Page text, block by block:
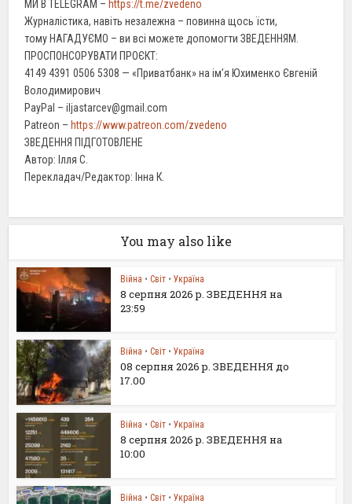
МИ В TELEGRAM – https://t.me/zvedeno
Журналістика, навіть незалежна – повинна щось їсти,
тому НАГАДУЄМО – ви всі можете допомогти ЗВЕДЕННЯМ.
ПРОСПОНСОРУВАТИ ПРОЄКТ:
4149 4391 0506 5308 — «Приватбанк» на ім’я Юхименко Євгеній
Володимирович
PayPal – iljastarcev@gmail.com
Patreon –https://www.patreon.com/zvedeno
ЗВЕДЕННЯ ПІДГОТОВЛЕНЕ
Автор: Ілля С.
Перекладач/Редактор: Інна К.
You may also like
Війна • Світ • Україна
8 серпня 2026 р. ЗВЕДЕННЯ на
23:59
Війна • Світ • Україна
08 серпня 2026 р. ЗВЕДЕННЯ до
17.00
Війна • Світ • Україна
8 серпня 2026 р. ЗВЕДЕННЯ на
10:00
Війна • Світ • Україна